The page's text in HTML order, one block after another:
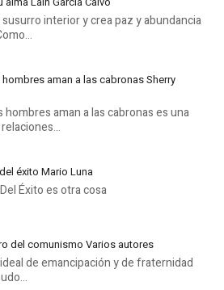
interior y crea paz y abundancia
aman a las cabronas Sherry
hombres aman a las cabronas es una
éxito Mario Luna
Éxito es otra cosa
del comunismo Varios autores
de emancipación y de fraternidad